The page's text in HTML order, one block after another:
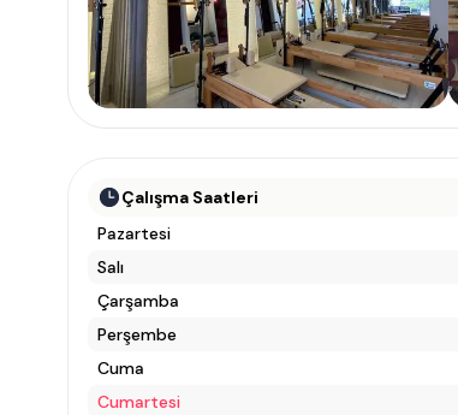
Çalışma Saatleri
Pazartesi
Salı
Çarşamba
Perşembe
Cuma
Cumartesi